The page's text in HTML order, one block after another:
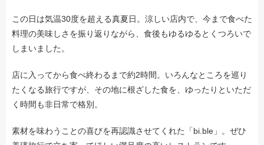
この日は気温30度を超える真夏日。涼しい店内で、今まで食べた
料理の美味しさを振り返りながら、食後もゆるゆるとくつろいで
しまいました。
店に入ってから食べ終わるまで約2時間。いろんなところを巡り
たくなる旅行ですが、その地に根ざした食を、ゆったりといただ
く時間も非日常で格別。
素材を味わうことの喜びを再認識させてくれた「bi.ble」。ぜひ